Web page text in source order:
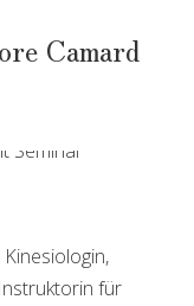
Camard
für